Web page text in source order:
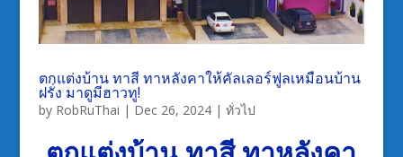
ตกแต่งบ้าน ทาสี ทาหลังคาให้คัลเลอร์ฟูลเหมือนบ้าน
ฝรั่ง มาดูมีฮาวทู!
by RobRuThai | Dec 26, 2024| ทั่วไป